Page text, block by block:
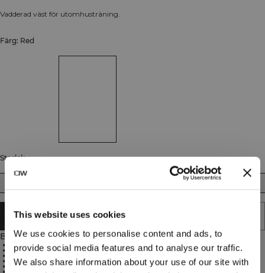
This website uses cookies
We use cookies to personalise content and ads, to
provide social media features and to analyse our traffic.
We also share information about your use of our site with
Vadderad väst för utomhusträning.
Färg: Red
Storlek
XL
SLUTSÅLD - MEDDELA MIG
Beskrivning
94% Nylon, 6% Spandex
100% Polyester foder och isolering
3M-isolering för optimal värme
Hög krage
Sidofickor och innerficka på bröstet